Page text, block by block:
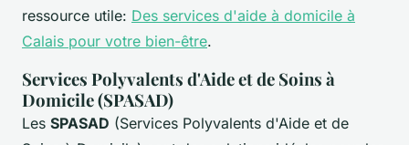
ressource utile: Des services d'aide à domicile à
Calais pour votre bien-être.
Services Polyvalents d'Aide et de Soins à
Domicile (SPASAD)
Les SPASAD (Services Polyvalents d'Aide et de